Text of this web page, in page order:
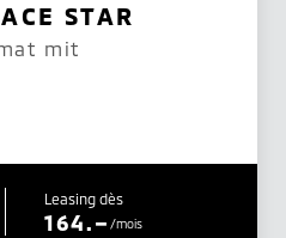
STAR
mit
Leasing dès
164.– /mois